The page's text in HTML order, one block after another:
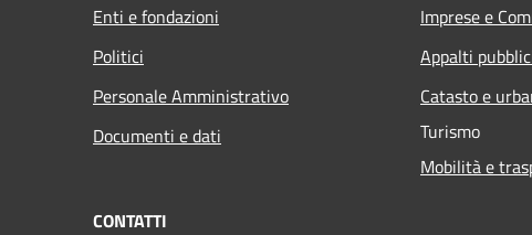
Enti e fondazioni
Politici
Personale Amministrativo
Documenti e dati
Imprese e
Appalti
Catasto e
Turismo
Mobilità e
CONTATTI